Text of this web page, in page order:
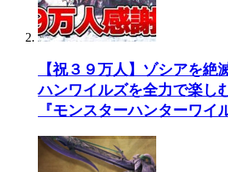
【祝３９万人】ゾシアを絶
ハンワイルズを全力で楽し
『モンスターハンターワイ